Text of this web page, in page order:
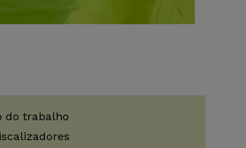
do trabalho